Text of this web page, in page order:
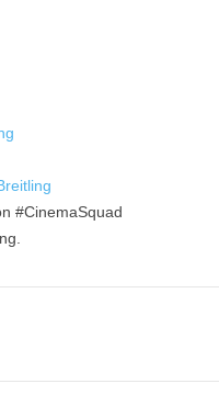
#CinemaSquad